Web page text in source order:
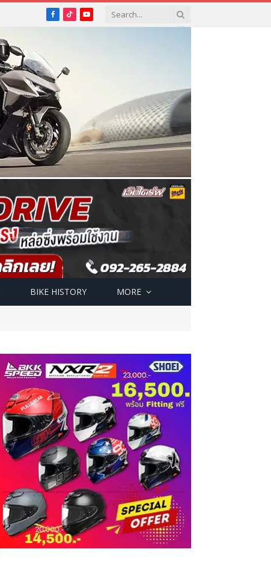
Facebook
TikTokYouTube
BIKE HISTORY MORE